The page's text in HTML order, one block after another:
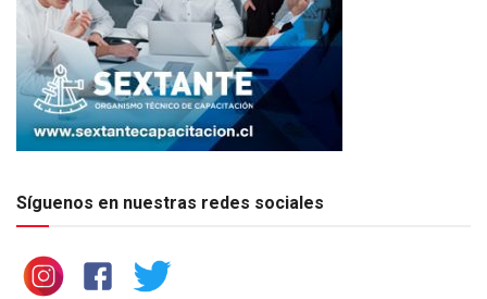
Síguenos en nuestras redes sociales